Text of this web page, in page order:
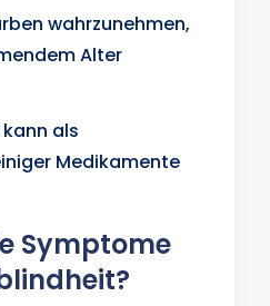
wahrzunehmen,
Alter
als
Medikamente
Symptome